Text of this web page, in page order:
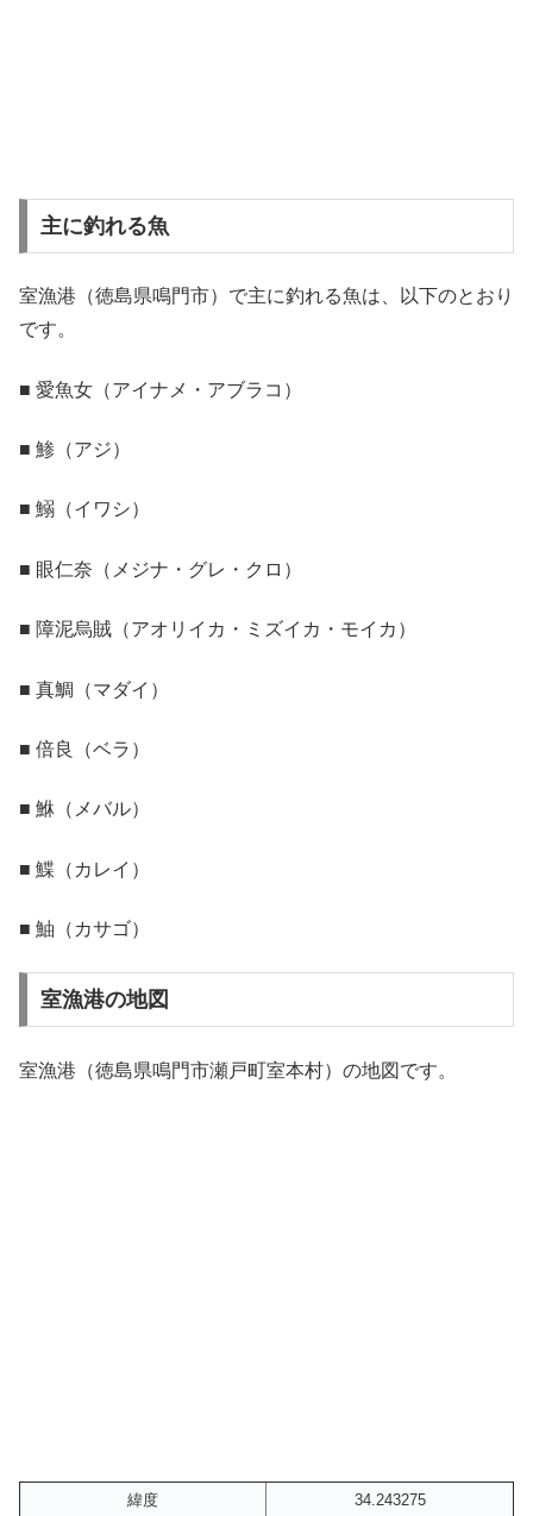
主に釣れる魚
室漁港（徳島県鳴門市）で主に釣れる魚は、以下のとおり
です。
■ 愛魚女（アイナメ・アブラコ）
■ 鯵（アジ）
■ 鰯（イワシ）
■ 眼仁奈（メジナ・グレ・クロ）
■ 障泥烏賊（アオリイカ・ミズイカ・モイカ）
■ 真鯛（マダイ）
■ 倍良（ベラ）
■ 鮴（メバル）
■ 鰈（カレイ）
■ 鮋（カサゴ）
室漁港の地図
室漁港（徳島県鳴門市瀬戸町室本村）の地図です。
緯度
34.243275